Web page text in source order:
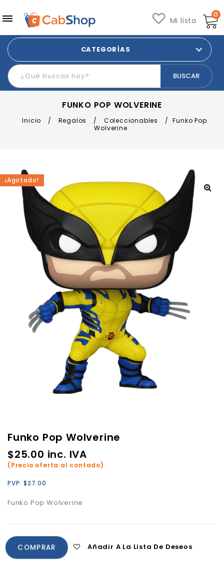
0
Mi lista
CATEGORÍAS
FUNKO POP WOLVERINE
Inicio / Regalos / Coleccionables /
Funko Pop
Wolverine
¡Agotado!
Funko Pop Wolverine
$25.00 inc. IVA
(Precio oferta al contado)
PVP: $27.00
Funko Pop Wolverine
COMPRAR Añadir A La Lista De Deseos